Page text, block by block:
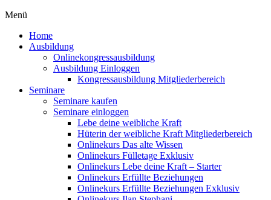
Menü
Home
Ausbildung
Onlinekongressausbildung
Ausbildung Einloggen
Kongressausbildung Mitgliederbereich
Seminare
Seminare kaufen
Seminare einloggen
Lebe deine weibliche Kraft
Hüterin der weibliche Kraft Mitgliederbereich
Onlinekurs Das alte Wissen
Onlinekurs Fülletage Exklusiv
Onlinekurs Lebe deine Kraft – Starter
Onlinekurs Erfüllte Beziehungen
Onlinekurs Erfüllte Beziehungen Exklusiv